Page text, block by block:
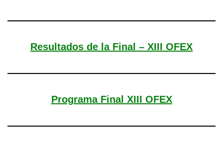
Resultados de la Final – XIII OFEX
Programa Final XIII OFEX